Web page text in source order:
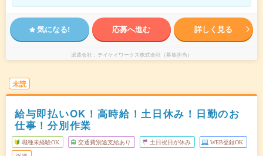
気になる! 応募へ進む 詳しく見る
派遣会社 テイケイワークス株式会社（募集担当）
未読
給与即払いOK！高時給！土日休み！日勤のお
仕事！分別作業
職種未経験OK 交通費別途支給あり 土日祝日が休み WEB登録OK